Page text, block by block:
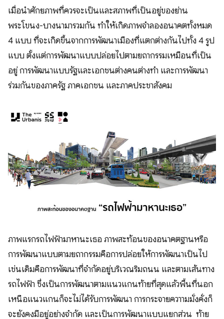
​เมื่อนำศักยภาพที่ควรจะเป็นและสภาพที่เป็นอยู่ของย่าน
พระโขนง-บางนามารวมกัน ทำให้เกิดภาพจำลองอนาคตทั้งหมด
4 แบบ ที่จะเกิดขึ้นจากการพัฒนาเมืองที่แตกต่างกันไปทั้ง 4 รูป
แบบ ตั้งแต่การพัฒนาแบบปล่อยไปตามยถากรรมเหมือนที่เป็น
อยู่ การพัฒนาแบบรัฐและเอกชนต่างคนต่างทำ และการพัฒนา
ร่วมกันของภาครัฐ ภาคเอกชน และภาคประชาสังคม
​ภาพแรกรถไฟฟ้ามาหานะเธอ ภาพสะท้อนของอนาคตฐานหรือ
การพัฒนาแบบตามยถากรรมคือการปล่อยให้การพัฒนาเป็นไป
เช่นเดิมคือการพัฒนาที่จำกัดอยู่บริเวณริมถนน และตามเส้นทาง
รถไฟฟ้า ซึ่งเป็นการพัฒนาตามแนวแกนท้ายที่สุดแล้วพื้นที่นอก
เหนือแนวแกนก็จะไม่ได้รับการพัฒนา การกระจายควาามมั่งคั่งก็
จะยังคงมีอยู่อย่างจำกัด และเป็นการพัฒนาแบบแยกส่วน ท้าย